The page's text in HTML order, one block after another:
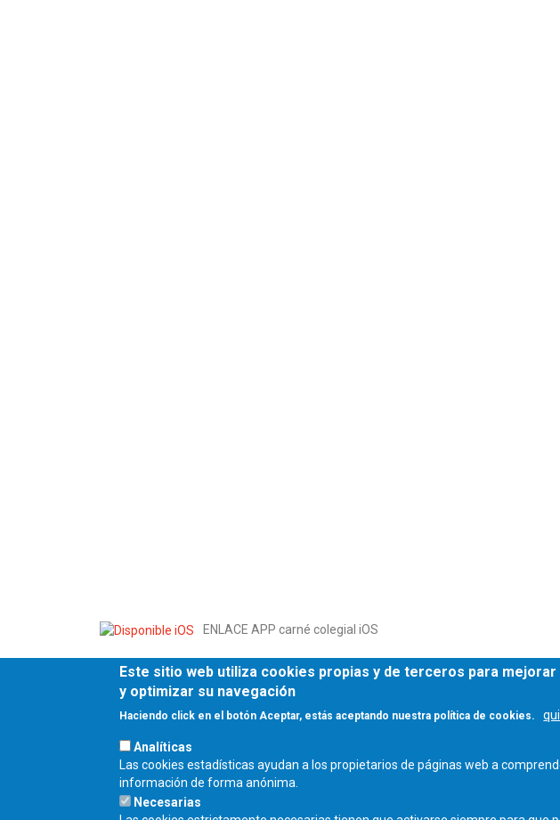
ENLACE APP carné colegial iOS
ENLACE A APP carné colegial ANDROID
Fecha de publicación:
Jueves, 18 Abril, 2024
Este sitio web utiliza cookies propias y de terceros para
y optimizar su navegación
Haciendo click en el botón Aceptar, estás aceptando nuestra política de cookies.
Analíticas
Las cookies estadísticas ayudan a los propietarios de páginas web a
información de forma anónima.
Necesarias